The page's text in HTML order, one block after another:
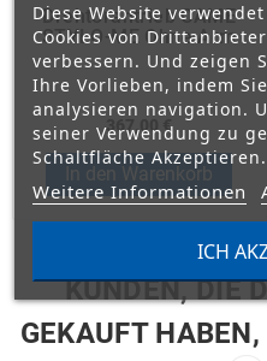
Drehtorantrieb CAME
STYLO-ME Ohne Arm
367,00 €
In den Warenkorb
KUNDEN, DIE
GEKAUFT
Diese Website
Cookies von
verbessern. Und zeigen
Ihre Vorlieben, indem
analysieren navigation.
seiner Verwendung zu
Schaltfläche Akzeptieren.
Weitere Informationen
ICH